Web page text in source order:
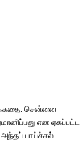
சென்னை
என ஏகப்பட்ட
பாய்ச்சல்